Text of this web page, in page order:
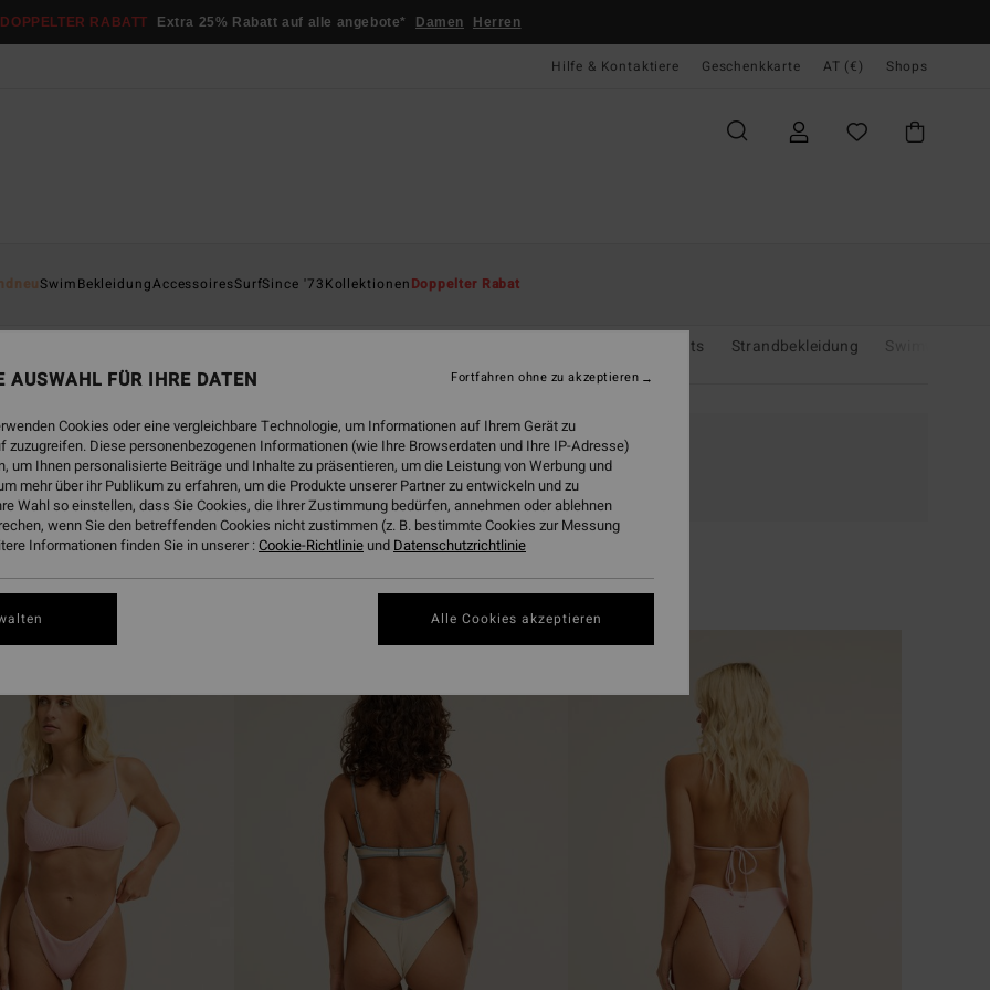
DOPPELTER RABATT Extra 25% Rabatt auf alle angebote* Damen Herren
Hilfe & Kontaktiere Geschenkkarte AT (€) Shops
SwimBekleidungAccessoiresSurfSince '73KollektionenDoppelter Rabat
Boardshorts Strandbekleidung Swimwear-
wieder da
BRANDNEU
AUSWAHL FÜR IHRE DATEN
Cookies oder eine vergleichbare Technologie, um Informationen auf Ihrem Gerät zu
zuzugreifen. Diese personenbezogenen Informationen (wie Ihre Browserdaten und Ihre IP-Adresse)
um Ihnen personalisierte Beiträge und Inhalte zu präsentieren, um die Leistung von Werbung und
mehr über ihr Publikum zu erfahren, um die Produkte unserer Partner zu entwickeln und zu
Wahl so einstellen, dass Sie Cookies, die Ihrer Zustimmung bedürfen, annehmen oder ablehnen
wenn Sie den betreffenden Cookies nicht zustimmen (z. B. bestimmte Cookies zur Messung
Informationen finden Sie in unserer :Cookie-Richtlinie und Datenschutzrichtlinie
Fortfahren ohne zu akzeptieren
Alle Cookies akzeptieren